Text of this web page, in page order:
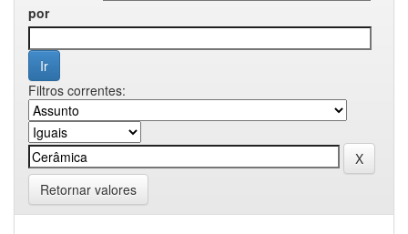
por
Filtros correntes:
Retornar valores